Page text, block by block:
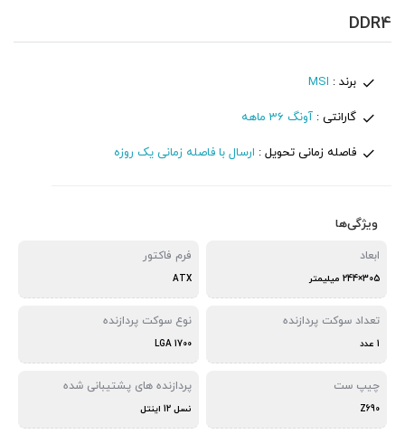
DDR4
برند : MSI
گارانتی :آونگ 36 ماهه
فاصله زمانی تحویل : ارسال با فاصله زمانی یک روزه
ویژگی‌ها
ابعاد
305×244 میلیمتر
فرم فاکتور
ATX
تعداد سوکت پردازنده
1 عدد
نوع سوکت پردازنده
LGA 1700
چیپ ست
Z690
پردازنده های پشتیبانی شده
نسل 12 اینتل